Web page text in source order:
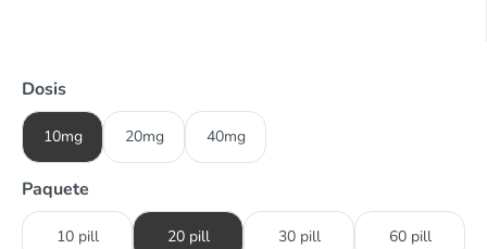
Dosis
10mg 20mg 40mg
Paquete
10 pill 20 pill 30 pill 60 pill